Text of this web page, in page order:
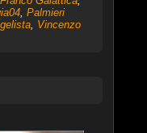
, Palmieri
, Vincenzo